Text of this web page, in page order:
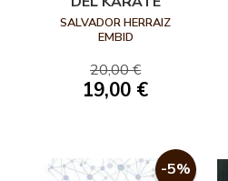
SALVADOR HERRAIZ
EMBID
20,00 €
19,00 €
-5%